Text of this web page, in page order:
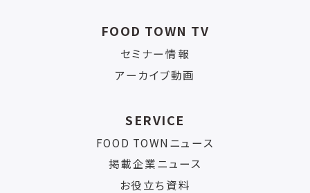
FOOD TOWN TV
セミナー情報
アーカイブ動画
SERVICE
FOOD TOWNニュース
掲載企業ニュース
お役立ち資料